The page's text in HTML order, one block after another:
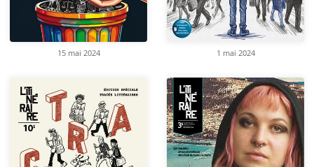
15 mai 2024 1 mai 2024